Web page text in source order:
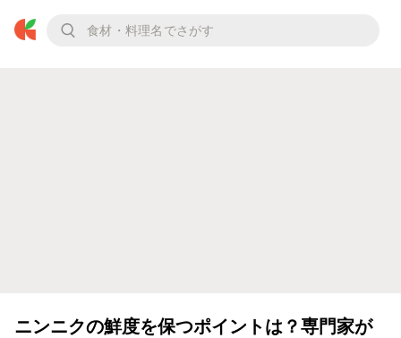
ニンニクの鮮度を保つポイントは？専門家が